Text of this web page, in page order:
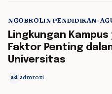
NGOBROLIN PENDIDIKAN•
Lingkungan
Faktor Penting
Universitas
ad admrozi